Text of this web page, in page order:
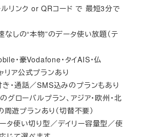
ルリンク or QRコード で 最短3分で
しの“本物”のデータ使い放題（テ
・豪Vodafone・タイAIS・仏
ア公式プランあり
・通話／SMS込みのプランもあり
ローバルプラン、アジア・欧州・北
周遊プランあり（切替不要）
タ使い切り型／デイリー容量型／使